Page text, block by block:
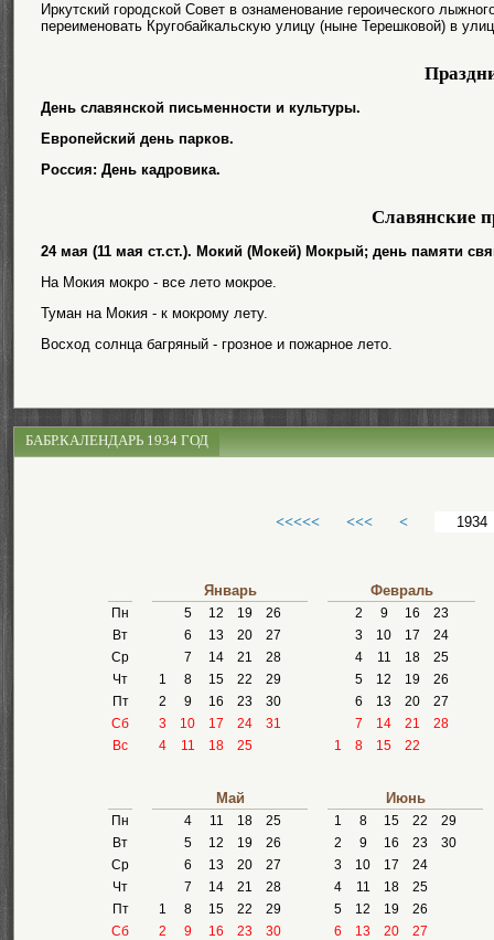
Иркутский городской Совет в ознаменование героического
переименовать Кругобайкальскую улицу (ныне Терешковой) в
День славянской письменности и культуры.
Европейский день парков.
Россия: День кадровика.
Славянские
24 мая (11 мая ст.ст.). Мокий (Мокей) Мокрый; день памяти
На Мокия мокро - все лето мокрое.
Туман на Мокия - к мокрому лету.
Восход солнца багряный - грозное и пожарное лето.
БАБР.КАЛЕНДАРЬ 1934 ГОД
<<<<< <<< <
Пн
Вт
Ср
Чт
Пт
Сб
Вс
Январь
5 12 19
26
6
13 20
27
7
14 21
28
1
8 15 22
29
2
9 16 23
30
3
10 17 24
31
4
11 18 25
Февраль
2 9 16
23
3
10 17
24
4
11 18
25
5
12 19
26
6
13 20
27
7
14 21
28
1
8 15 22
Пн
Вт
Ср
Чт
Пт
Сб
Май
4 11 18
25
5
12 19
26
6
13 20
27
7
14 21
28
1
8 15 22
29
2
9 16 23
30
Июнь
1 8 15 22
29
2
9 16 23
30
3
10 17
24
4
11 18
25
5
12 19
26
6
13 20
27